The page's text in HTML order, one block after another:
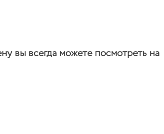
вы всегда можете посмотреть на